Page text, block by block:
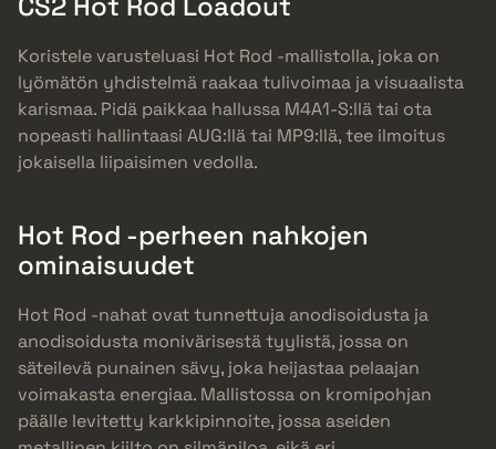
Koristele varusteluasi Hot Rod -mallistolla, joka on
lyömätön yhdistelmä raakaa tulivoimaa ja visuaalista
karismaa. Pidä paikkaa hallussa M4A1-S:llä tai ota
nopeasti hallintaasi AUG:llä tai MP9:llä, tee ilmoitus
jokaisella liipaisimen vedolla.
Hot Rod -perheen nahkojen
ominaisuudet
Hot Rod -nahat ovat tunnettuja anodisoidusta ja
anodisoidusta monivärisestä tyylistä, jossa on
säteilevä punainen sävy, joka heijastaa pelaajan
voimakasta energiaa. Mallistossa on kromipohjan
päälle levitetty karkkipinnoite, jossa aseiden